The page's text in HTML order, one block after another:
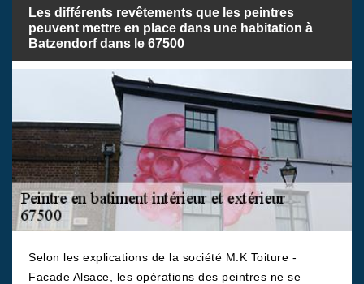
Les différents revêtements que les peintres
peuvent mettre en place dans une habitation à
Batzendorf dans le 67500
Selon les explications de la société M.K Toiture -
Facade Alsace, les opérations des peintres ne se